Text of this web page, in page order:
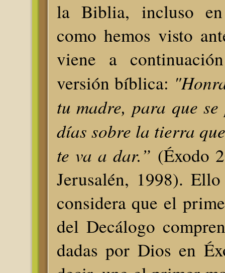
la Biblia, incluso
como hemos visto
viene a
versión bíblica:
tu madre, para que
días sobre la tierra
te va a dar.” (Éxodo
Jerusalén, 1998).
considera que el
del Decálogo
dadas por Dios en